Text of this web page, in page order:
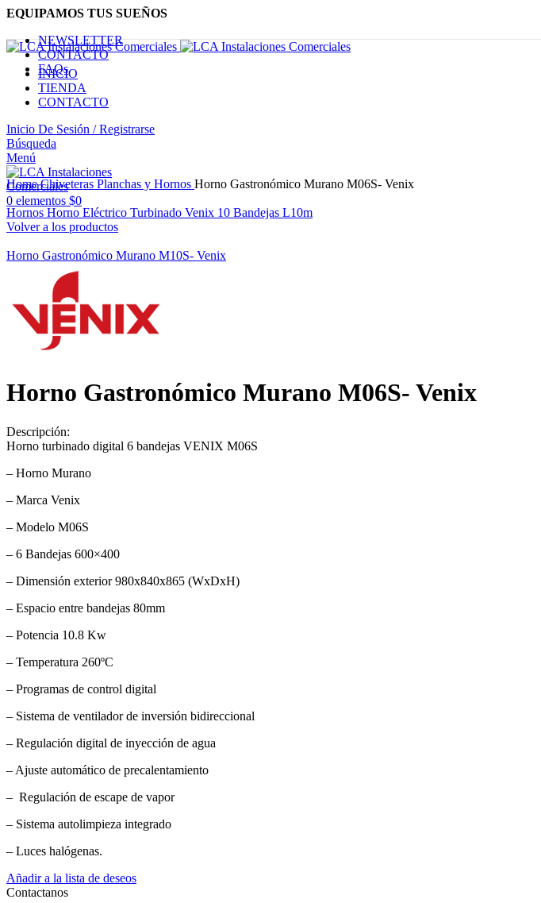
EQUIPAMOS TUS SUEÑOS
NEWSLETTER
CONTACTO
FAQs
INICIO
TIENDA
CONTACTO
Inicio De Sesión / Registrarse
Búsqueda
Menú
0 elementos $0
Haga Click para agrandar
HomeChiveteras Planchas y Hornos Horno Gastronómico Murano M06S- Venix
Hornos Horno Eléctrico Turbinado Venix 10 Bandejas L10m
Volver a los productos
Horno Gastronómico Murano M10S- Venix
Horno Gastronómico Murano M06S- Venix
Descripción:
Horno turbinado digital 6 bandejas VENIX M06S
– Horno Murano
– Marca Venix
– Modelo M06S
– 6 Bandejas 600×400
– Dimensión exterior 980x840x865 (WxDxH)
– Espacio entre bandejas 80mm
– Potencia 10.8 Kw
– Temperatura 260ºC
– Programas de control digital
– Sistema de ventilador de inversión bidireccional
– Regulación digital de inyección de agua
– Ajuste automático de precalentamiento
– Regulación de escape de vapor
– Sistema autolimpieza integrado
– Luces halógenas.
Añadir a la lista de deseos
Contactanos